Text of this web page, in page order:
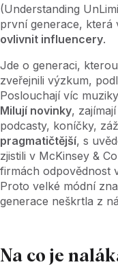
(Understanding
první generace, která
ovlivnit influencery.
Jde o generaci,
zveřejnili výzkum,
Poslouchají víc
Milují novinky,
podcasty, koníčky,
pragmatičtější, s
zjistili v McKinsey &
firmách odpovědnost
Proto velké módní
generace neškrtla z
Na co je